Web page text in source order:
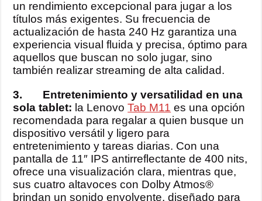
un rendimiento excepcional para jugar a los
títulos más exigentes. Su frecuencia de
actualización de hasta 240 Hz garantiza una
experiencia visual fluida y precisa, óptimo para
aquellos que buscan no solo jugar, sino
también realizar streaming de alta calidad.
3. Entretenimiento y versatilidad en una
sola tablet: la LenovoTab M11 es una opción
recomendada para regalar a quien busque un
dispositivo versátil y ligero para
entretenimiento y tareas diarias. Con una
pantalla de 11″ IPS antirreflectante de 400 nits,
ofrece una visualización clara, mientras que,
sus cuatro altavoces con Dolby Atmos®
brindan un sonido envolvente, diseñado para